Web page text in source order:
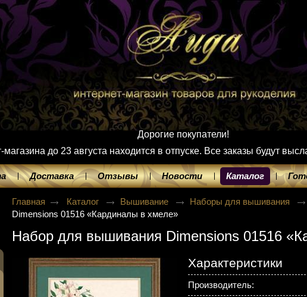
Дорогие покупатели!
до 23 августа находится в отпуске. Все заказы будут
Доставка Отзывы Новости Каталог
Главная Каталог Вышивание Наборы для вышивания
Dimensions 01516 «Кардиналы в хмеле»
Набор для вышивания Dimensions 01516
Характеристики
Производитель: